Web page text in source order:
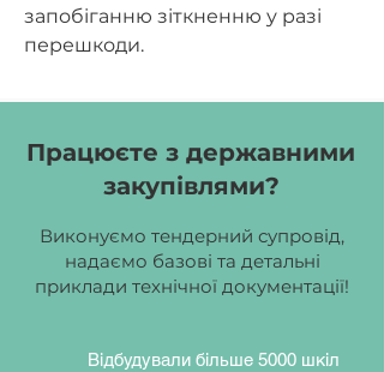
запобіганню зіткненню у разі
перешкоди.
Працюєте з державними
закупівлями?
Виконуємо тендерний супровід,
надаємо базові та детальні
приклади технічної документації!
Відбудували більше 5000 шкіл